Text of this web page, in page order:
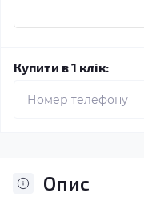
Купити в 1 клік:
Опис